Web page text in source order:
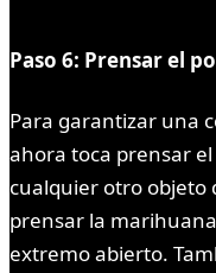
Paso 6: Prensar el
Para garantizar una
ahora toca prensar
cualquier otro objeto
prensar la
extremo abierto.